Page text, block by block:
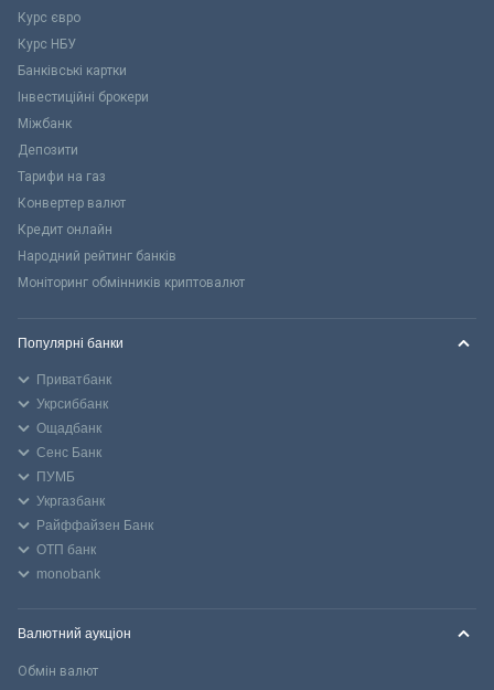
Курс євро
Курс НБУ
Банківські картки
Інвестиційні брокери
Міжбанк
Депозити
Тарифи на газ
Конвертер валют
Кредит онлайн
Народний рейтинг банків
Моніторинг обмінників криптовалют
Популярні банки
Приватбанк
Укрсиббанк
Ощадбанк
Сенс Банк
ПУМБ
Укргазбанк
Райффайзен Банк
ОТП банк
monobank
Валютний аукціон
Обмін валют